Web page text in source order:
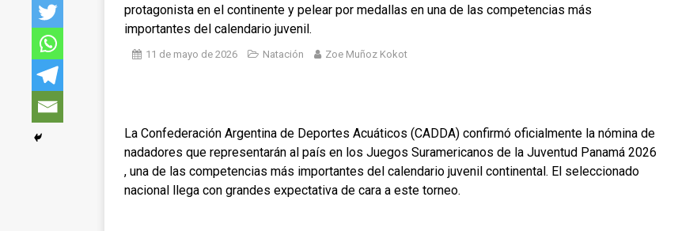
protagonista en el continente y pelear por medallas en una de las competencias más
importantes del calendario juvenil.
11 de mayo de 2026 Natación Zoe Muñoz Kokot
La Confederación Argentina de Deportes Acuáticos (CADDA) confirmó oficialmente la nómina de
nadadores que representarán al país en los Juegos Suramericanos de la Juventud Panamá 2026
, una de las competencias más importantes del calendario juvenil continental. El seleccionado
nacional llega con grandes expectativa de cara a este torneo.